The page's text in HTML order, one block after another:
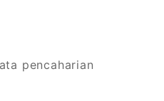
pencaharian